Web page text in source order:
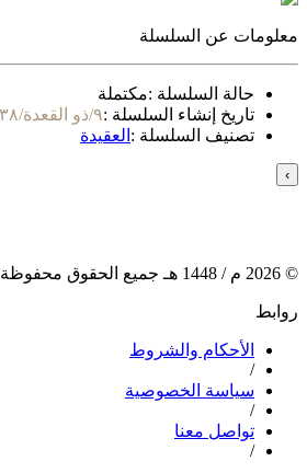
معلومات عن السلسلة
حالة السلسلة :مكتملة
تاريخ إنشاء السلسلة :٩/ذو القعدة/١٤٣٨
تصنيف السلسلة : العقيدة
›
©
2026 م / 1448 هـ جميع الحقوق محفوظة
روابط
الأحكام والشروط
/
سياسة الخصوصية
/
تواصل معنا
/